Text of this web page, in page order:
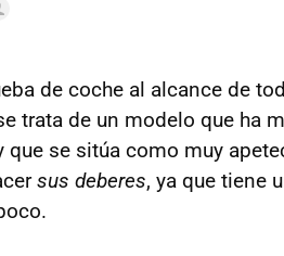
de coche al alcance de
trata de un modelo que ha
se sitúa como muy
sus deberes, ya que tiene